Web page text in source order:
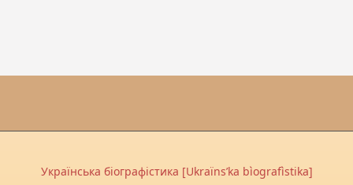
Українська біографістика [Ukraïnsʹka bìografìstika]